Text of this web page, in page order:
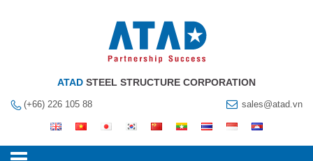
ATAD STEEL STRUCTURE CORPORATION
(+66) 226 105 88 sales@atad.vn